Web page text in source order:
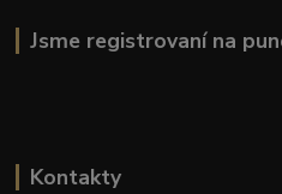
Jsme registrovaní na
Kontakty